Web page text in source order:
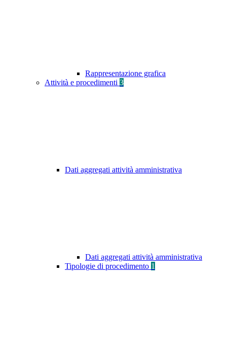
Rappresentazione grafica
Attività e procedimenti 3
Dati aggregati attività amministrativa
Dati aggregati attività amministrativa
Tipologie di procedimento 1